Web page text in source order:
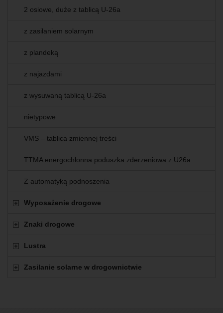
2 osiowe, duże z tablicą U-26a
z zasilaniem solarnym
z plandeką
z najazdami
z wysuwaną tablicą U-26a
nietypowe
VMS – tablica zmiennej treści
TTMA energochłonna poduszka zderzeniowa z U26a
Z automatyką podnoszenia
Wyposażenie drogowe
Znaki drogowe
Lustra
Zasilanie solarne w drogownictwie